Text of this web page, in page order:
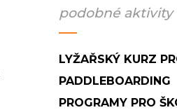
podobné aktivity
LYŽAŘSKÝ KURZ
PADDLEBOARDING
PROGRAMY PRO